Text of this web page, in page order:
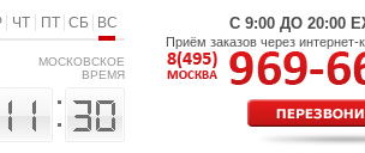
ЧТ ПТ СБ ВС
МОСКОВСКОЕ
ВРЕМЯ
С 9:00 ДО 20:00
Приём заказов через интернет-